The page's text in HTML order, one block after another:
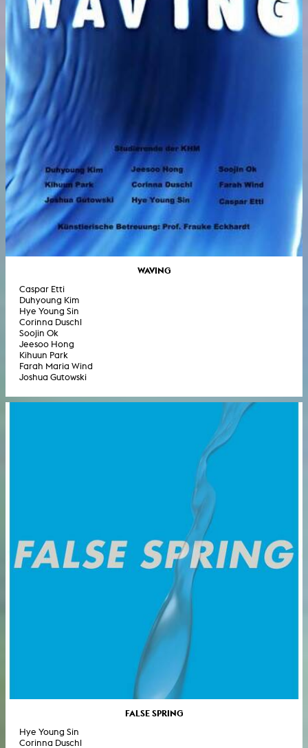
WAVING
Caspar Etti
Duhyoung Kim
Hye Young Sin
Corinna Duschl
Soojin Ok
Jeesoo Hong
Kihuun Park
Farah Maria Wind
Joshua Gutowski
FALSE SPRING
Hye Young Sin
Corinna Duschl